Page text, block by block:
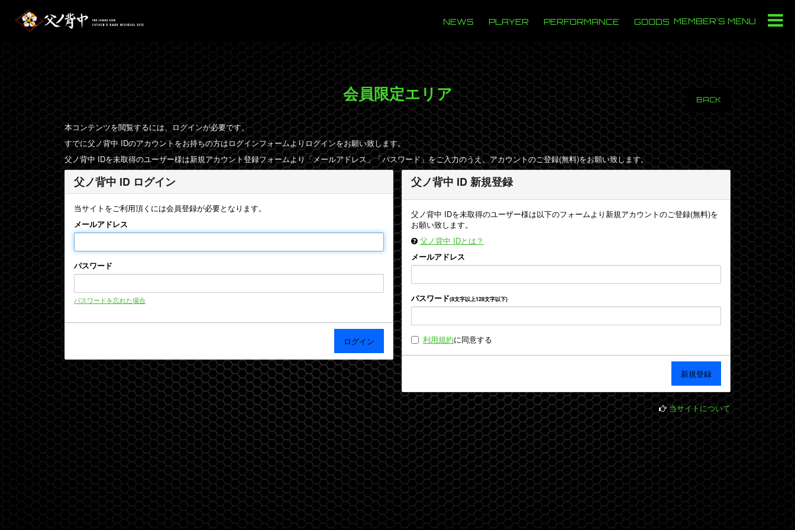
MEMBER'S MENU
NEWS PLAYER PERFORMANCE GOODS
会員限定エリア BACK
本コンテンツを閲覧するには、ログインが必要です。
すでに父ノ背中 IDのアカウントをお持ちの方はログインフォームよりログインをお願い致します。
父ノ背中 IDを未取得のユーザー様は新規アカウント登録フォームより「メールアドレス」「パスワード」をご入力のうえ、アカウントのご登録(無料)をお願い致します。
父ノ背中 ID ログイン
当サイトをご利用頂くには会員登録が必要となります。
メールアドレス
パスワード
パスワードを忘れた場合
父ノ背中 ID 新規登録
父ノ背中 IDを未取得のユーザー様は以下のフォームより新規アカウントのご登録(無料)を
お願い致します。
父ノ背中 IDとは？
メールアドレス
パスワード(8文字以上128文字以下)
利用規約に同意する
当サイトについて